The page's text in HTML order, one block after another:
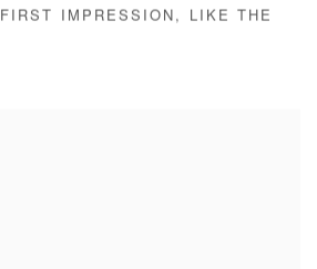
FIRST IMPRESSION ,
LIKE THE